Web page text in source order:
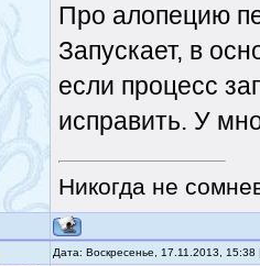
Про алопецию
Запускает, в
если процесс
исправить. У
Никогда не
Дата: Воскресенье, 17.11.2013,